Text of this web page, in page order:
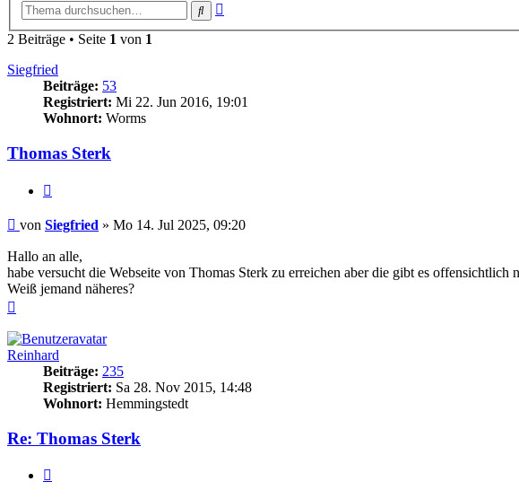
Suche
2 Beiträge • Seite 1 von 1
Siegfried
Beiträge: 53
Registriert: Mi 22. Jun 2016, 19:01
Wohnort: Worms
Thomas Sterk
Beitrag
von Siegfried » Mo 14. Jul 2025, 09:20
Hallo an alle,
habe versucht die Webseite von Thomas Sterk zu erreichen aber die gibt es offensichtlich
Weiß jemand näheres?
Reinhard
Beiträge: 235
Registriert: Sa 28. Nov 2015, 14:48
Wohnort: Hemmingstedt
Re: Thomas Sterk